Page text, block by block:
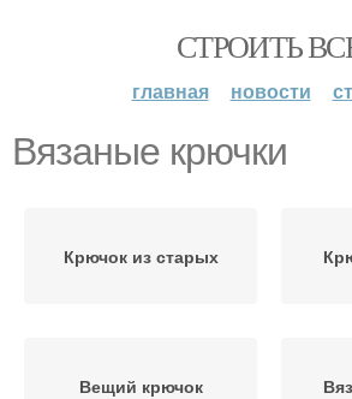
СТРОИТЬ
главная новости
Вязаные крючки
Крючок из старых
Вещий крючок